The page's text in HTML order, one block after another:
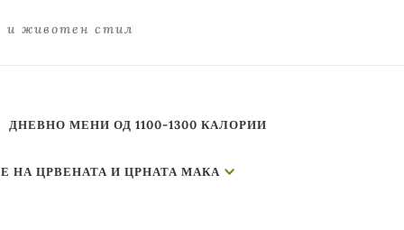
и животен стил
ДНЕВНО МЕНИ ОД 1100-1300 КАЛОРИИ
НА ЦРВЕНАТА И ЦРНАТА МАКА